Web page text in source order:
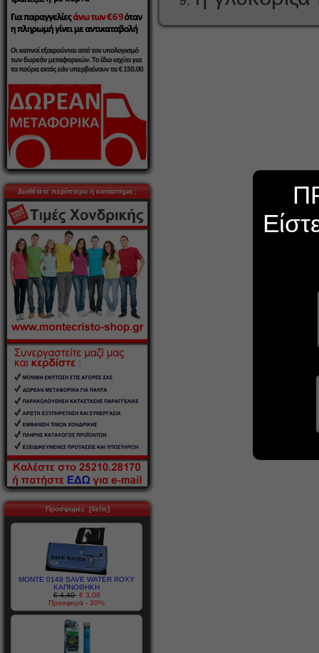
Διαθέτετε περίπτερο ή κατάστημα ;
Προσφορές [δείτε]
MONTE 0149 SAVE WATER ROXY
ΚΑΠΝΟΘΗΚΗ
€ 4,40 € 3,08
Προσφορά - 30%